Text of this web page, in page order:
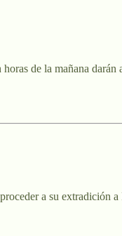
de la mañana
a su extradición